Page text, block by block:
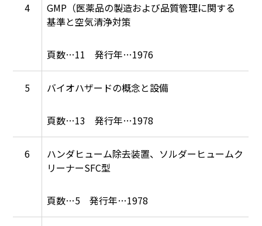
4
GMP（医薬品の製造および品質管理に関する
基準と空気清浄対策
11 1976
5 バイオハザードの概念と設備
13 1978
6
ハンダヒューム除去装置、ソルダーヒュームク
リーナーSFC型
5 1978